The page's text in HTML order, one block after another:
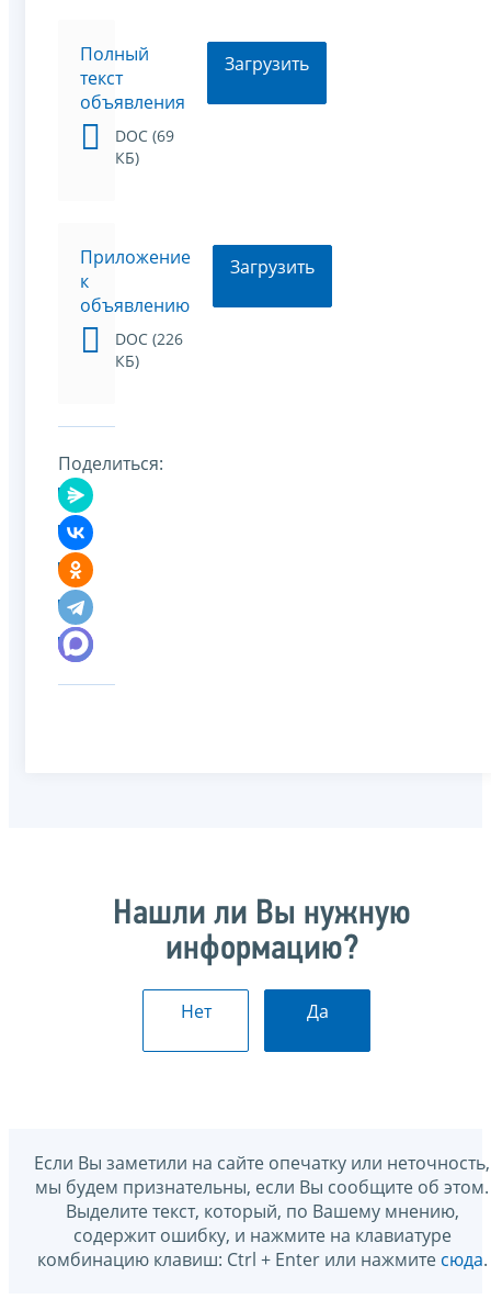
Полный
текст
объявления
DOC (69
КБ)
Загрузить
Приложение
к
объявлению
DOC (226
КБ)
Загрузить
Поделиться:
Нашли ли Вы нужную
информацию?
Нет Да
Если Вы заметили на сайте опечатку или неточность,
мы будем признательны, если Вы сообщите об этом.
Выделите текст, который, по Вашему мнению,
содержит ошибку, и нажмите на клавиатуре
комбинацию клавиш: Ctrl + Enter или нажмите сюда.